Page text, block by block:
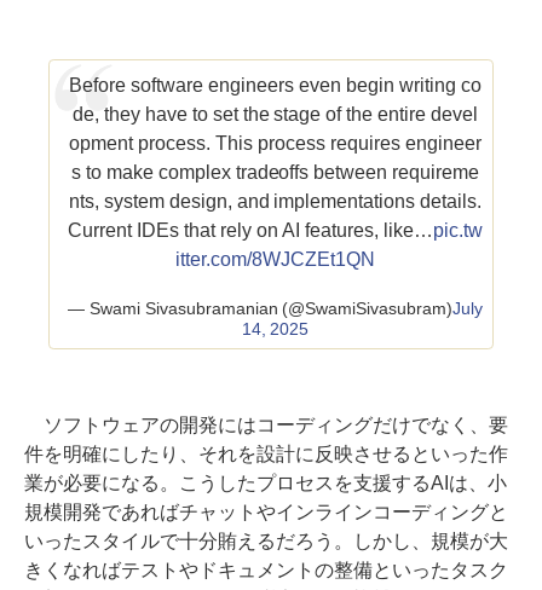
Before software engineers even begin writing co
de, they have to set the stage of the entire devel
opment process. This process requires engineer
s to make complex tradeoffs between requireme
nts, system design, and implementations details.
Current IDEs that rely on AI features, like…pic.tw
itter.com/8WJCZEt1QN
— Swami Sivasubramanian (@SwamiSivasubram)July
14, 2025
ソフトウェアの開発にはコーディングだけでなく、要
件を明確にしたり、それを設計に反映させるといった作
業が必要になる。こうしたプロセスを支援するAIは、小
規模開発であればチャットやインラインコーディングと
いったスタイルで十分賄えるだろう。しかし、規模が大
きくなればテストやドキュメントの整備といったタスク